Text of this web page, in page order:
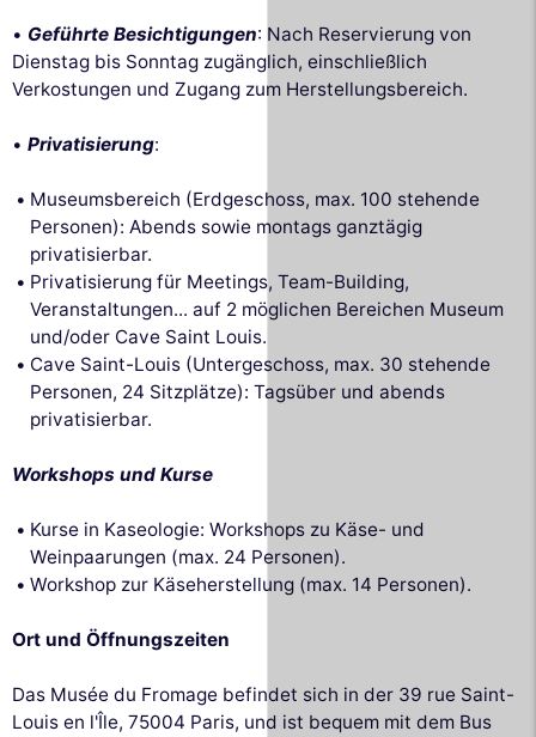
• Geführte Besichtigungen: Nach Reservierung von
Dienstag bis Sonntag zugänglich, einschließlich
Verkostungen und Zugang zum Herstellungsbereich.
• Privatisierung:
Museumsbereich (Erdgeschoss, max. 100 stehende
Personen): Abends sowie montags ganztägig
privatisierbar.
Privatisierung für Meetings, Team-Building,
Veranstaltungen... auf 2 möglichen Bereichen Museum
und/oder Cave Saint Louis.
Cave Saint-Louis (Untergeschoss, max. 30 stehende
Personen, 24 Sitzplätze): Tagsüber und abends
privatisierbar.
Workshops und Kurse
Kurse in Kaseologie: Workshops zu Käse- und
Weinpaarungen (max. 24 Personen).
Workshop zur Käseherstellung (max. 14 Personen).
Ort und Öffnungszeiten
Das Musée du Fromage befindet sich in der 39 rue Saint-
Louis en l'Île, 75004 Paris, und ist bequem mit dem Bus